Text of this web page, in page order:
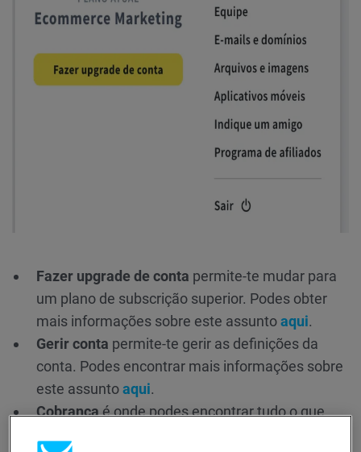
Fazer upgrade de conta permite-te mudar para
um plano de subscrição superior. Podes obter
mais informações sobre este assuntoaqui.
Gerir conta permite-te gerir as definições da
conta. Podes encontrar mais informações sobre
este assuntoaqui.
Cobrançaé onde podes encontrar tudo o que